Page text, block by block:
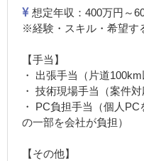
想定年収：400万円～
※経験・スキル・希望す
【手当】
・ 出張手当（片道
・ 技術現場手当（案件対
・ PC負担手当（個人
の一部を会社が負担）
【その他】